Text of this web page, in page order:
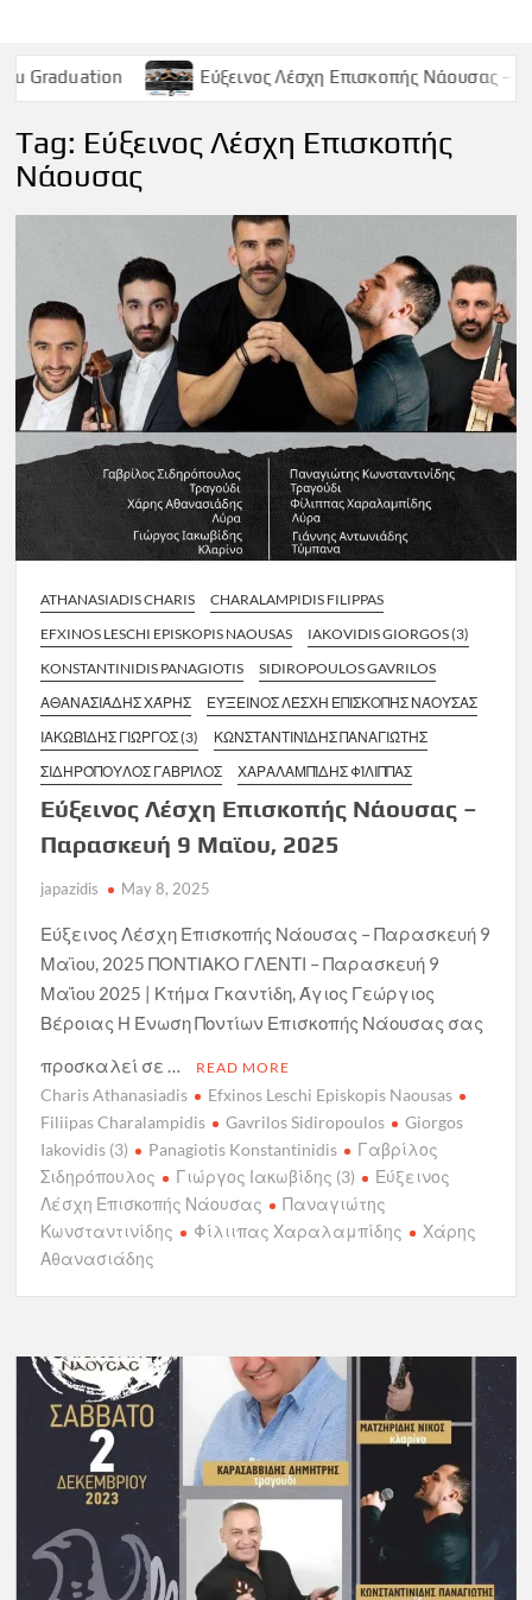
Εύξεινος Λέσχη Επισκοπής Νάουσας – Παρασκευή 9
Tag: Εύξεινος Λέσχη Επισκοπής
Νάουσας
ATHANASIADIS CHARIS
CHARALAMPIDIS FILIPPAS
EFXINOS LESCHI EPISKOPIS NAOUSAS
IAKOVIDIS GIORGOS (3)
KONSTANTINIDIS PANAGIOTIS
SIDIROPOULOS GAVRILOS
ΑΘΑΝΑΣΙΆΔΗΣ ΧΆΡΗΣ
ΕΎΞΕΙΝΟΣ ΛΈΣΧΗ ΕΠΙΣΚΟΠΉΣ ΝΆΟΥΣΑΣ
ΙΑΚΩΒΊΔΗΣ ΓΙΏΡΓΟΣ (3)
ΚΩΝΣΤΑΝΤΙΝΊΔΗΣ ΠΑΝΑΓΙΏΤΗΣ
ΣΙΔΗΡΌΠΟΥΛΟΣ ΓΑΒΡΊΛΟΣ
ΧΑΡΑΛΑΜΠΊΔΗΣ ΦΊΛΙΠΠΑΣ
Εύξεινος Λέσχη Επισκοπής Νάουσας –
Παρασκευή 9 Μαϊου, 2025
japazidis May 8, 2025
Εύξεινος Λέσχη Επισκοπής Νάουσας – Παρασκευή 9
Μαϊου, 2025 ΠΟΝΤΙΑΚΟ ΓΛΕΝΤΙ – Παρασκευή 9
Μαΐου 2025 | Κτήμα Γκαντίδη, Άγιος Γεώργιος
Βέροιας Η Ένωση Ποντίων Επισκοπής Νάουσας σας
προσκαλεί σε …
READ MORE
Charis Athanasiadis
Efxinos Leschi Episkopis Naousas
Filiipas Charalampidis
Gavrilos Sidiropoulos
Giorgos
Iakovidis (3)
Panagiotis Konstantinidis
Γαβρίλος
Σιδηρόπουλος
Γιώργος Ιακωβίδης (3)
Εύξεινος
Λέσχη Επισκοπής Νάουσας
Παναγιώτης
Κωνσταντινίδης
Φίλιιπας Χαραλαμπίδης
Χάρης
Αθανασιάδης